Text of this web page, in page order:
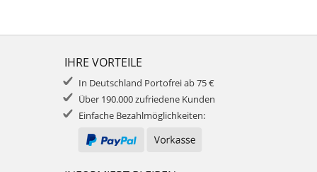
IHRE VORTEILE
In Deutschland Portofrei ab 75 €
Über 190.000 zufriedene Kunden
Einfache Bezahlmöglichkeiten: